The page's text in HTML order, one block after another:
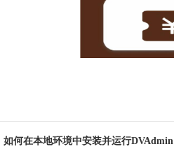
如何在本地环境中安装并运行DVAdmin